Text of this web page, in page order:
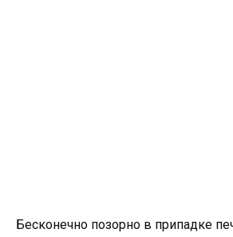
Бесконечно позорно в припадке